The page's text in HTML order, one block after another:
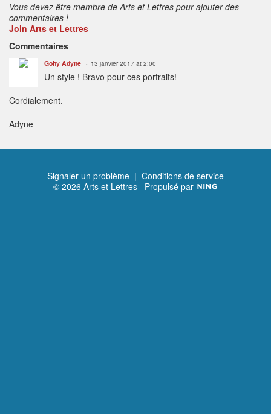
Vous devez être membre de Arts et Lettres pour ajouter des
commentaires !
Join Arts et Lettres
Commentaires
Gohy Adyne 13 janvier 2017 at 2:00
Un style ! Bravo pour ces portraits!
Cordialement.
Adyne
Signaler un problème | Conditions de service
© 2026 Arts et Lettres Propulsé par